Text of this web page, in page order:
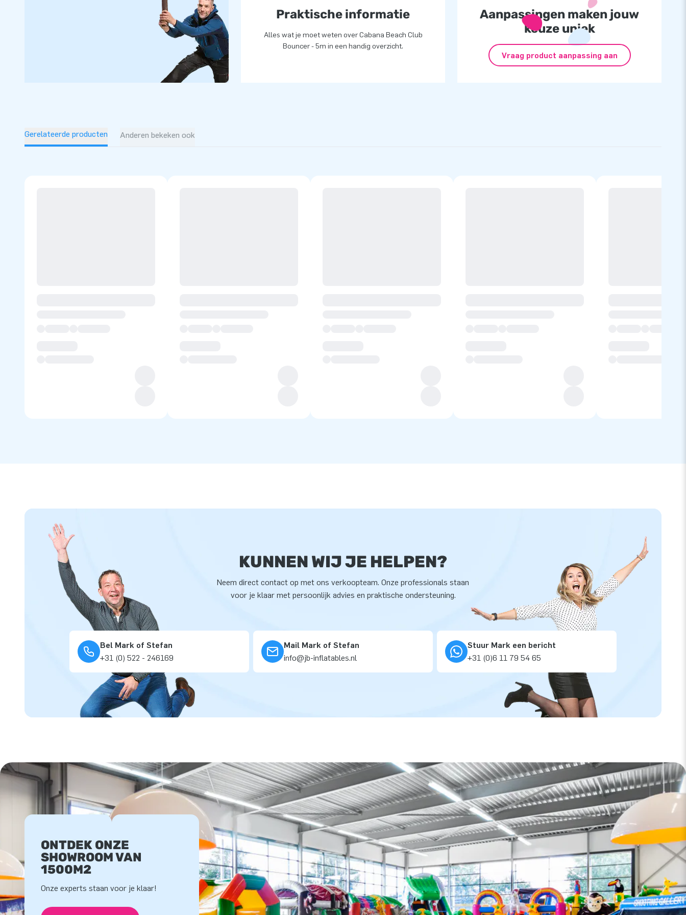
opblaasbare producten. Onze opblaasbare artikelen worden naar meer dan 75 landen
geëxporteerd. Durf jij de sprong te wagen?
Praktische informatie
Alles wat je moet weten over Cabana Beach Club
Bouncer - 5m in een handig overzicht.
Aanpassingen maken jouw
keuze uniek
Vraag product aanpassing aan
Gerelateerde producten Anderen bekeken ook
KUNNEN WIJ JE HELPEN?
Neem direct contact op met ons verkoopteam. Onze professionals staan
voor je klaar met persoonlijk advies en praktische ondersteuning.
Bel Mark of Stefan
+31 (0) 522 - 246169
Mail Mark of Stefan
info@jb-inflatables.nl
Stuur Mark een bericht
+31 (0)6 11 79 54 65
ONTDEK ONZE
SHOWROOM VAN
1500M2
Onze experts staan voor je klaar!